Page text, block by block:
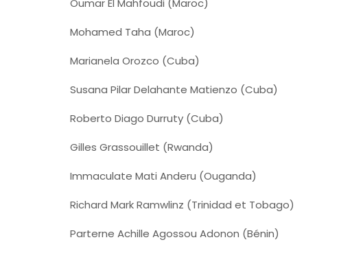
Oumar El Mahfoudi (Maroc)
Mohamed Taha (Maroc)
Marianela Orozco (Cuba)
Susana Pilar Delahante Matienzo (Cuba)
Roberto Diago Durruty (Cuba)
Gilles Grassouillet (Rwanda)
Immaculate Mati Anderu (Ouganda)
Richard Mark Ramwlinz (Trinidad et Tobago)
Parterne Achille Agossou Adonon (Bénin)